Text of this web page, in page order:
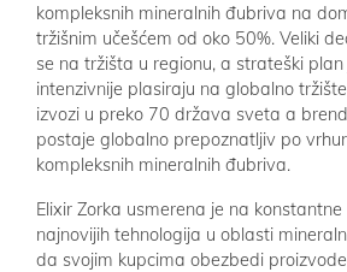
kompleksnih mineralnih đubriva na
tržišnim učešćem od oko 50%. Veliki
se na tržišta u regionu, a strateški
intenzivnije plasiraju na globalno
izvozi u preko 70 država sveta a
postaje globalno prepoznatljiv po
kompleksnih mineralnih đubriva.
Elixir Zorka usmerena je na
najnovijih tehnologija u oblasti
da svojim kupcima obezbedi